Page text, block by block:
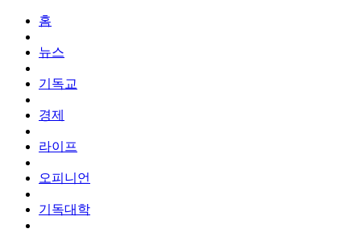
홈
뉴스
기독교
경제
라이프
오피니언
기독대학